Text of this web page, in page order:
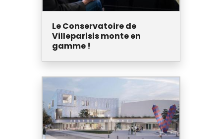
Le Conservatoire de
Villeparisis monte en
gamme !